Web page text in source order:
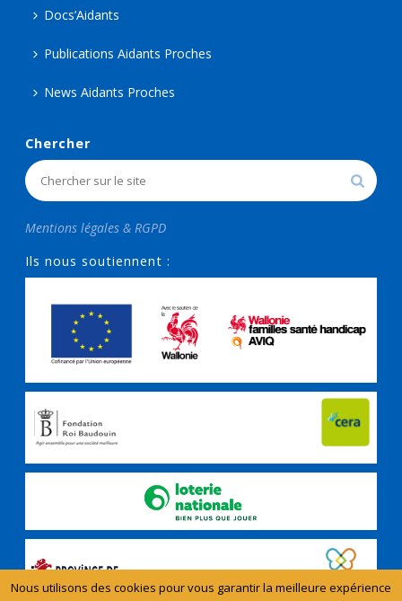
Docs’Aidants
Publications Aidants Proches
News Aidants Proches
Chercher
Mentions légales & RGPD
Ils nous soutiennent :
Nous utilisons des cookies pour vous garantir la meilleure expérience